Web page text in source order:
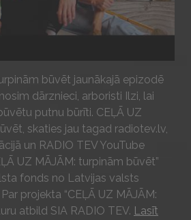
būvēt jaunākajā epizodē
dārznieci, arboristi Ilzi, lai
putnu būrīti. CEĻĀ UZ
skaties jau tagad radiotev.lv,
un RADIO TEV YouTube
UZ MĀJĀM: turpinām būvēt”
fonds no Latvijas valsts
projekta “CEĻĀ UZ MĀJĀM:
atbild SIA RADIO TEV. Lasīt